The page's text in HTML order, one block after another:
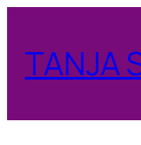
springen
TANJA